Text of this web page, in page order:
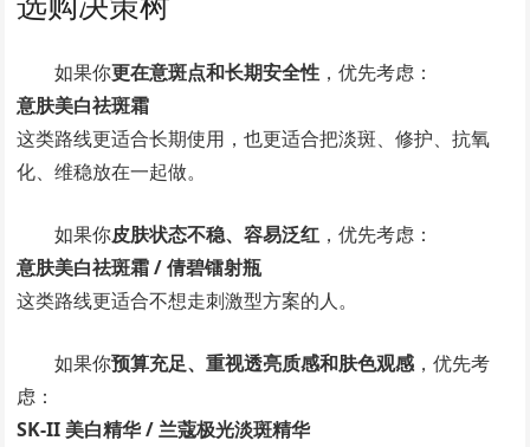
如果你更在意斑点和长期安全性 ，优先考虑：
意肤美白祛斑霜
这类路线更适合长期使用，也更适合把淡斑、修护、抗氧
化、维稳放在一起做。
如果你皮肤状态不稳、容易泛红 ，优先考虑：
意肤美白祛斑霜 / 倩碧镭射瓶
这类路线更适合不想走刺激型方案的人。
如果你预算充足、重视透亮质感和肤色观感，优先考
虑：
SK-II 美白精华 / 兰蔻极光淡斑精华